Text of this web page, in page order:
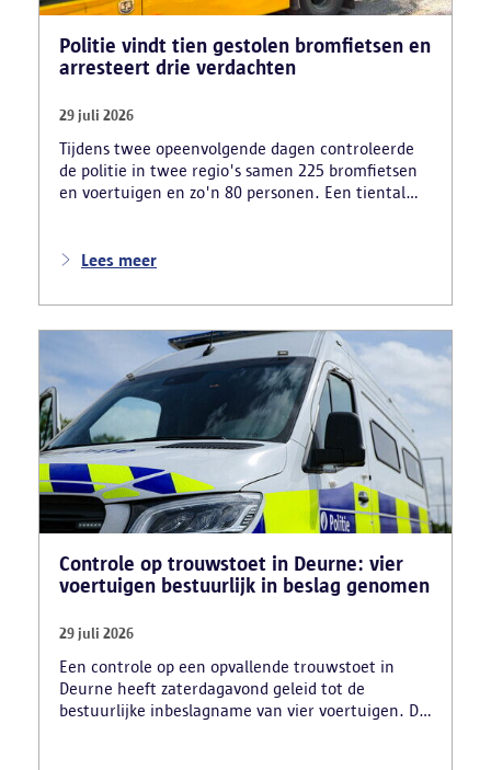
Politie vindt tien gestolen bromfietsen en
arresteert drie verdachten
29 juli 2026
Tijdens twee opeenvolgende dagen controleerde
de politie in twee regio's samen 225 bromfietsen
en voertuigen en zo'n 80 personen. Een tiental
beslag genomen. Daarnaast arresteerde de politie
motorblokken en inbrekersmateriaal gevonden.
Lees meer
Controle op trouwstoet in Deurne: vier
voertuigen bestuurlijk in beslag genomen
29 juli 2026
Een controle op een opvallende trouwstoet in
Deurne heeft zaterdagavond geleid tot de
bestuurlijke inbeslagname van vier voertuigen. De